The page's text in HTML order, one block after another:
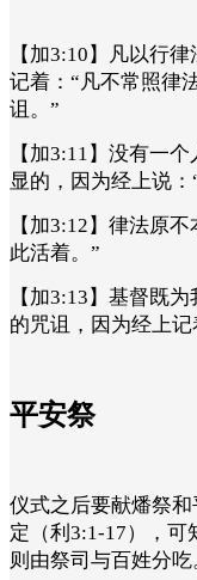
【加3:10】凡以行
记着：“凡不常照律
诅。”
【加3:11】没有一
显的，因为经上说
【加3:12】律法原
此活着。”
【加3:13】基督既
的咒诅，因为经上
平安祭
仪式之后要献燔祭
定（利3:1-17），可
则由祭司与百姓分吃